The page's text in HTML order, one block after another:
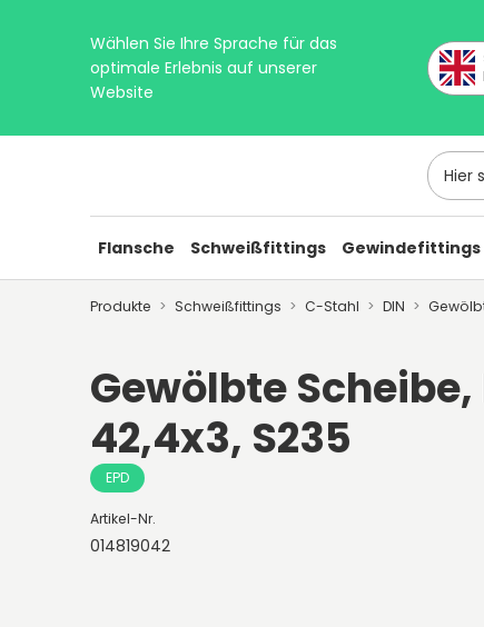
Wählen Sie Ihre Sprache für das
optimale Erlebnis auf unserer
Website
Hier
Flansche Schweißfittings Gewindefittings
Produkte Schweißfittings C-Stahl DIN
Gewölbte Scheibe,
42,4x3, S235
EPD
Artikel-Nr.
014819042